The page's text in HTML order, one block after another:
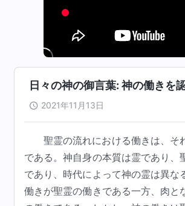
日々の神の御言葉: 神の働きを
2021年11月13日
聖霊の流れにおける働きは、そ
である。神自身の本質は霊であり
であり、時代によって神の霊は異
働きが聖霊の働きである一方、肉